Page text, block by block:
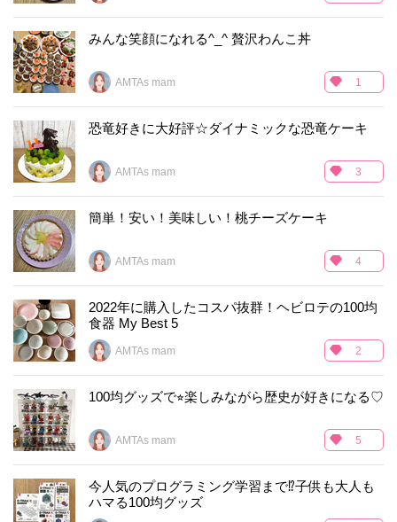
みんな笑顔になれる^_^ 贅沢わんこ丼
AMTAs mam 1
恐竜好きに大好評☆ダイナミックな恐竜ケーキ
AMTAs mam 3
簡単！安い！美味しい！桃チーズケーキ
AMTAs mam 4
2022年に購入したコスパ抜群！ヘビロテの100均
食器 My Best 5
AMTAs mam 2
100均グッズで⭐︎楽しみながら歴史が好きになる♡
AMTAs mam 5
今人気のプログラミング学習まで⁉︎子供も大人も
ハマる100均グッズ